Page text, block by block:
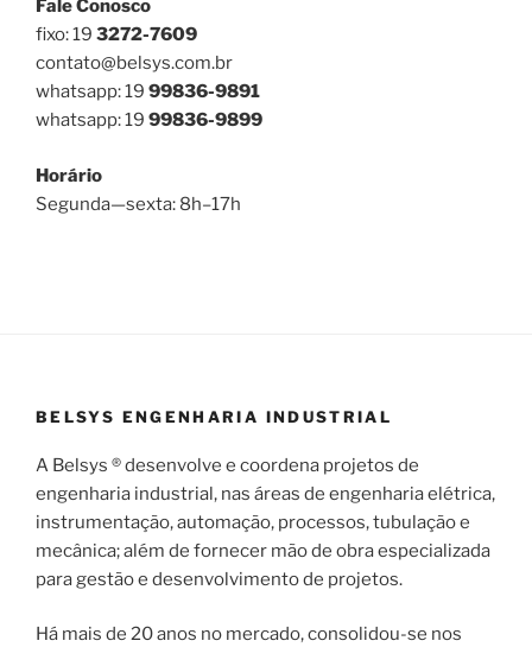
Fale Conosco
fixo: 19 3272-7609
contato@belsys.com.br
whatsapp: 19 99836-9891
whatsapp: 19 99836-9899
Horário
Segunda—sexta: 8h–17h
BELSYS ENGENHARIA INDUSTRIAL
A Belsys ® desenvolve e coordena projetos de
engenharia industrial, nas áreas de engenharia elétrica,
instrumentação, automação, processos, tubulação e
mecânica; além de fornecer mão de obra especializada
para gestão e desenvolvimento de projetos.
Há mais de 20 anos no mercado, consolidou-se nos